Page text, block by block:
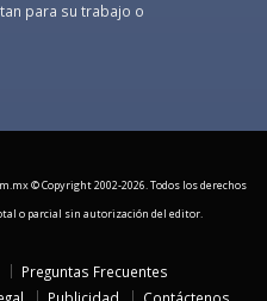
para su trabajo o
© Copyright 2002-2026. Todos los derechos
o parcial sin autorización del editor.
Preguntas Frecuentes